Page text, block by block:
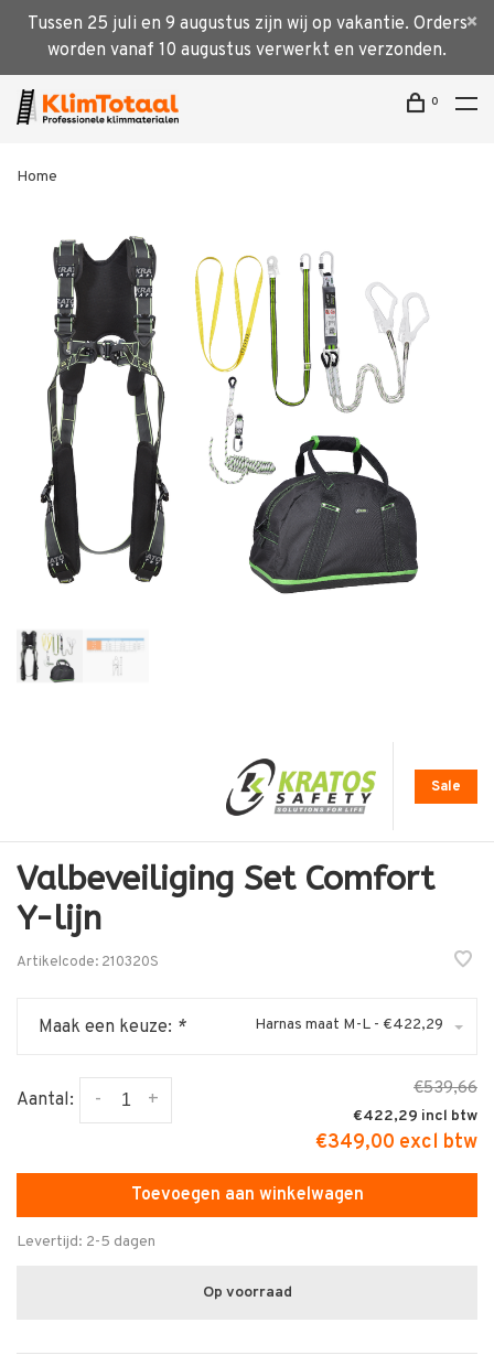
Tussen 25 juli en 9 augustus zijn wij op vakantie. Orders
worden vanaf 10 augustus verwerkt en verzonden.
0
Home
Sale
Valbeveiliging Set Comfort
Y-lijn
Artikelcode: 210320S
Maak een keuze: * Harnas maat M-L - €422,29
Aantal: +
-
€539,66
€422,29
€349,00 excl btw
Toevoegen aan winkelwagen
Levertijd: 2-5 dagen
Op voorraad